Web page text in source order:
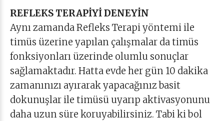
REFLEKS TERAPİYİ DENEYİN
Aynı zamanda Refleks Terapi yöntemi ile
timüs üzerine yapılan çalışmalar da timüs
fonksiyonları üzerinde olumlu sonuçlar
sağlamaktadır. Hatta evde her gün 10 dakika
zamanınızı ayırarak yapacağınız basit
dokunuşlar ile timüsü uyarıp aktivasyonunu
daha uzun süre koruyabilirsiniz. Tabi ki bol